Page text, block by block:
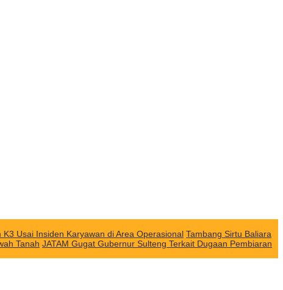
Usai Insiden Karyawan di Area Operasional Tambang Sirtu Baliara
Tanah JATAM Gugat Gubernur Sulteng Terkait Dugaan Pembiaran